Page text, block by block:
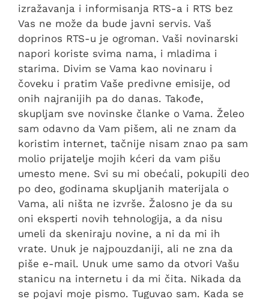
izražavanja i informisanja RTS-a i RTS bez
Vas ne može da bude javni servis. Vaš
doprinos RTS-u je ogroman. Vaši novinarski
napori koriste svima nama, i mladima i
starima. Divim se Vama kao novinaru i
čoveku i pratim Vaše predivne emisije, od
onih najranijih pa do danas. Takođe,
skupljam sve novinske članke o Vama. Želeo
sam odavno da Vam pišem, ali ne znam da
koristim internet, tačnije nisam znao pa sam
molio prijatelje mojih kćeri da vam pišu
umesto mene. Svi su mi obećali, pokupili deo
po deo, godinama skupljanih materijala o
Vama, ali ništa ne izvrše. Žalosno je da su
oni eksperti novih tehnologija, a da nisu
umeli da skeniraju novine, a ni da mi ih
vrate. Unuk je najpouzdaniji, ali ne zna da
piše e-mail. Unuk ume samo da otvori Vašu
stanicu na internetu i da mi čita. Nikada da
se pojavi moje pismo. Tuguvao sam. Kada se